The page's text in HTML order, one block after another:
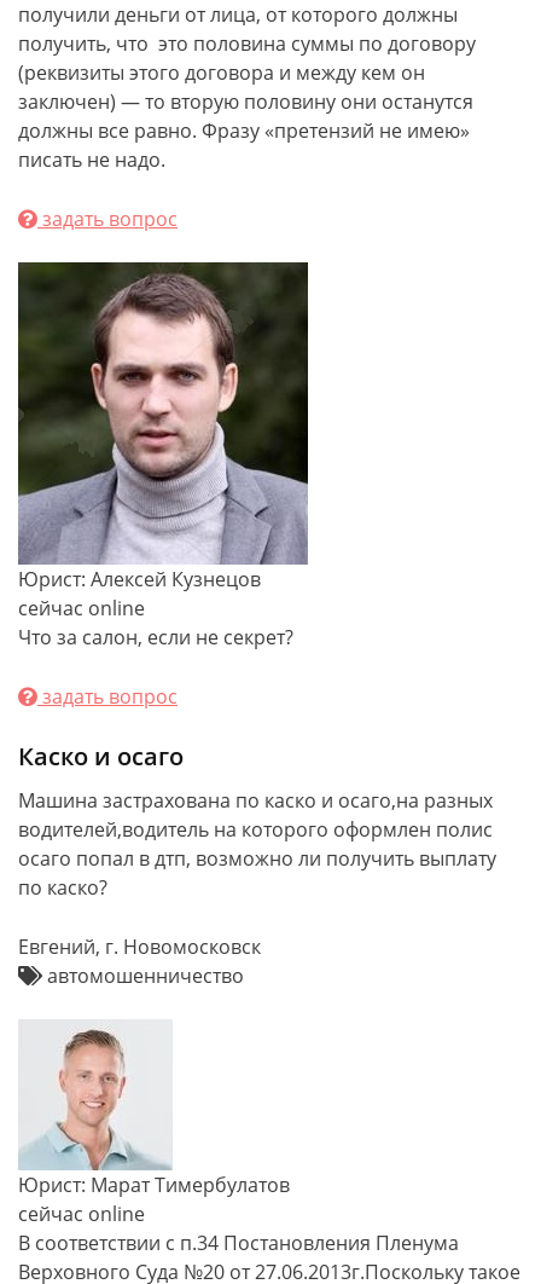
получили деньги от лица, от которого должны
получить, что это половина суммы по договору
(реквизиты этого договора и между кем он
заключен) — то вторую половину они останутся
должны все равно. Фразу «претензий не имею»
писать не надо.
задать вопрос
Юрист: Алексей Кузнецов
сейчас online
Что за салон, если не секрет?
задать вопрос
Каско и осаго
Машина застрахована по каско и осаго,на разных
водителей,водитель на которого оформлен полис
осаго попал в дтп, возможно ли получить выплату
по каско?
Евгений, г. Новомосковск
автомошенничество
Юрист: Марат Тимербулатов
сейчас online
В соответствии с п.34 Постановления Пленума
Верховного Суда №20 от 27.06.2013г.Поскольку такое